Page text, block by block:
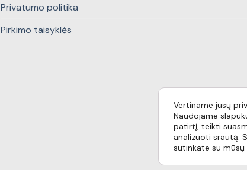
Privatumo politika
Pirkimo taisyklės
Vertiname jūsų
Naudojame
patirtį, teikti
analizuoti srautą.
sutinkate su